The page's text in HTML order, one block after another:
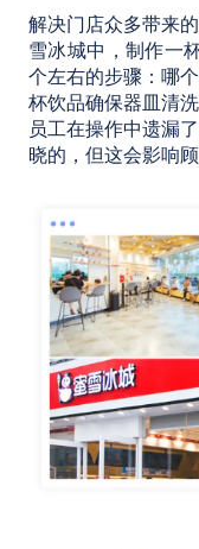
解决门店众多带来
雪冰城中，制作一
个左右的步骤：哪
杯饮品确保器皿清
员工在操作中遗漏
晓的，但这会影响